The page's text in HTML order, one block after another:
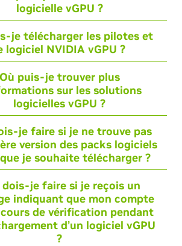
logicielle vGPU ?
je télécharger les pilotes et
logiciel NVIDIA vGPU ?
Où puis-je trouver plus
sur les solutions
logicielles vGPU ?
je faire si je ne trouve pas
version des packs logiciels
je souhaite télécharger ?
dois-je faire si je reçois un
indiquant que mon compte
de vérification pendant
d’un logiciel vGPU
?